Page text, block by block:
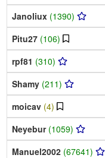
Janoliux (1390)
Pitu27 (106)
rpf81 (310)
Shamy (211)
moicav (4)
Neyebur (1059)
Manuel2002 (67641)